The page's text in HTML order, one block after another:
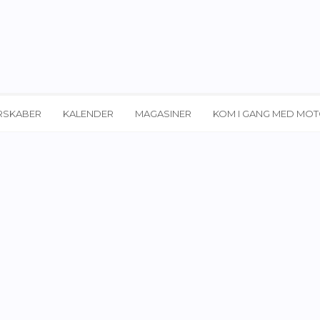
KALENDER MAGASINER KOM I GANG MED